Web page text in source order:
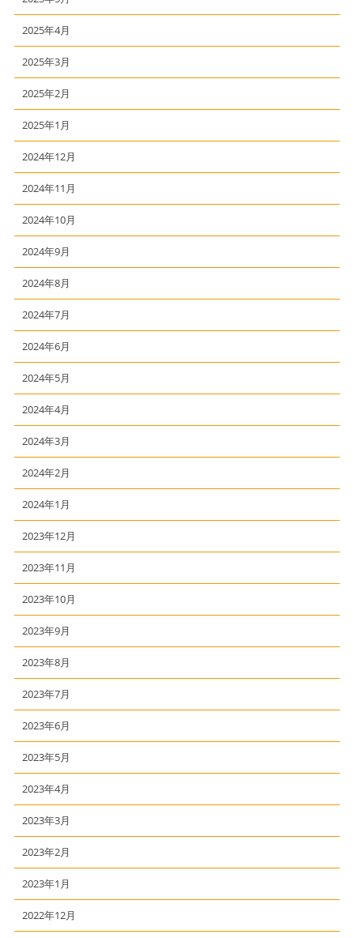
2025年4月
2025年3月
2025年2月
2025年1月
2024年12月
2024年11月
2024年10月
2024年9月
2024年8月
2024年7月
2024年6月
2024年5月
2024年4月
2024年3月
2024年2月
2024年1月
2023年12月
2023年11月
2023年10月
2023年9月
2023年8月
2023年7月
2023年6月
2023年5月
2023年4月
2023年3月
2023年2月
2023年1月
2022年12月